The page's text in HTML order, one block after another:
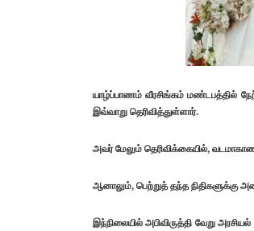
யாழ்ப்பாணம் வீரசிங்கம் மண்டபத்தில்
இவ்வாறு தெரிவித்துள்ளார்.
அவர் மேலும் தெரிவிக்கையில்,
ஆனாலும், பெற்றுத் தந்த நிதிகளுக்கு
இந்நிலையில் அபிவிருத்தி வேறு